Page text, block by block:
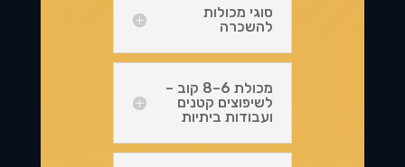
סוגי מכולות
להשכרה
מכולת 6–8 קוב –
לשיפוצים קטנים
ועבודות ביתיות